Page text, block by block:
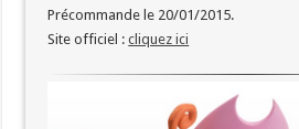
Précommande le 20/01/2015.
Site officiel :cliquez ici